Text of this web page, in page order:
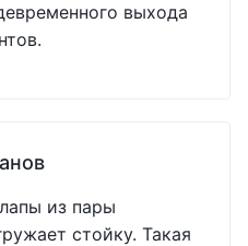
выхода
из пары
стойку. Такая